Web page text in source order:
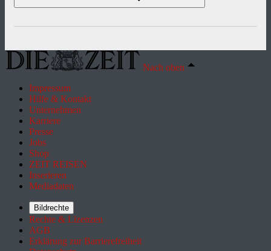
Nach oben
Impressum
Hilfe & Kontakt
Unternehmen
Karriere
Presse
Jobs
Shop
ZEIT REISEN
Inserieren
Mediadaten
Bildrechte
Rechte & Lizenzen
AGB
Erklärung zur Barrierefreiheit